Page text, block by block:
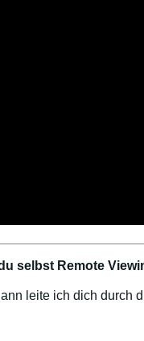
selbst Remote
leite ich dich durch